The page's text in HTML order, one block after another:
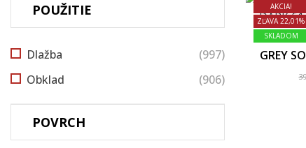
POUŽITIE
Dlažba
(997)
Obklad
(906)
POVRCH
AKCIA!
ZĽAVA 22,01%
SKLADOM
GREY